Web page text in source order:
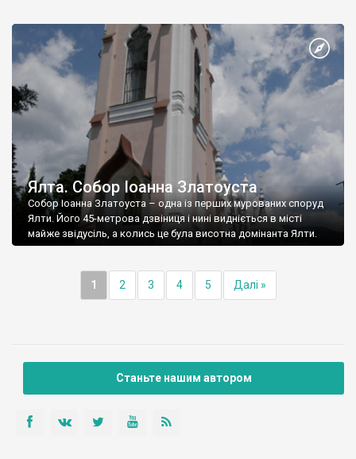
Ялта. Собор Іоанна Златоуста
Собор Іоанна Златоуста – одна із перших мурованих споруд
Ялти. Його 45-метрова дзвіниця і нині видніється в місті
майже звідусіль, а колись це була висотна домінанта Ялти.
1 2 3 4 5 Далі »
Станьте нашим автором